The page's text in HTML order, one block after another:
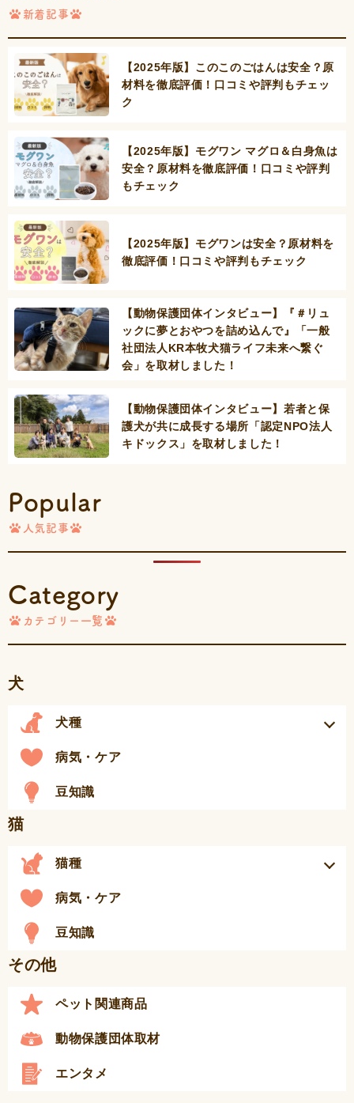
新着記事
【2025年版】このこのごはんは安全？原
材料を徹底評価！口コミや評判もチェッ
ク
【2025年版】モグワン マグロ＆白身魚は
安全？原材料を徹底評価！口コミや評判
もチェック
【2025年版】モグワンは安全？原材料を
徹底評価！口コミや評判もチェック
【動物保護団体インタビュー】『＃リュ
ックに夢とおやつを詰め込んで』「一般
社団法人KR本牧犬猫ライフ未来へ繋ぐ
会」を取材しました！
【動物保護団体インタビュー】若者と保
護犬が共に成長する場所「認定NPO法人
キドックス」を取材しました！
Popular
人気記事
Category
カテゴリー一覧
犬
犬種
病気・ケア
豆知識
猫
猫種
病気・ケア
豆知識
その他
ペット関連商品
動物保護団体取材
エンタメ